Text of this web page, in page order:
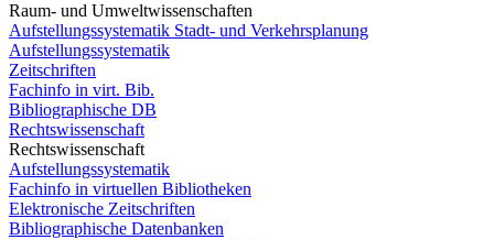
Raum- und Umweltwissenschaften
Aufstellungssystematik Stadt- und Verkehrsplanung
Aufstellungssystematik
Zeitschriften
Fachinfo in virt. Bib.
Bibliographische DB
Rechtswissenschaft
Rechtswissenschaft
Aufstellungssystematik
Fachinfo in virtuellen Bibliotheken
Elektronische Zeitschriften
Bibliographische Datenbanken